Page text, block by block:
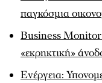
παγκόσμια
Business Monitor:
«εκρηκτική»
Ενέργεια: